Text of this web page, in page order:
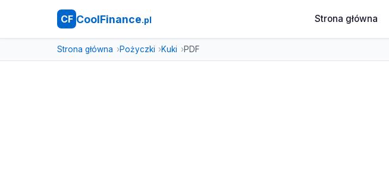
CF CoolFinance.pl Strona główna
Strona główna Pożyczki Kuki PDF